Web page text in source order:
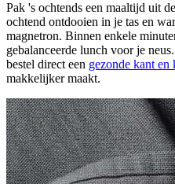
Pak 's ochtends een maaltijd uit
ochtend ontdooien in je tas en
magnetron. Binnen enkele
gebalanceerde lunch voor je
bestel direct een gezonde kant en
makkelijker maakt.